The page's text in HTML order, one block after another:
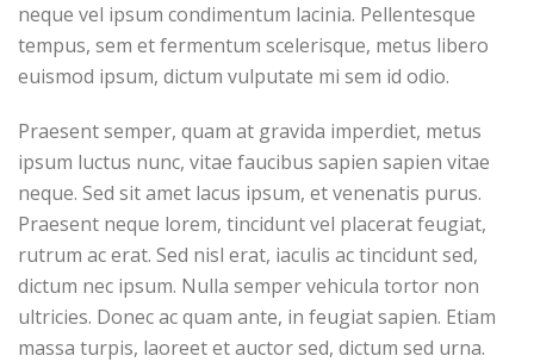
neque vel ipsum condimentum lacinia. Pellentesque
tempus, sem et fermentum scelerisque, metus libero
euismod ipsum, dictum vulputate mi sem id odio.
Praesent semper, quam at gravida imperdiet, metus
ipsum luctus nunc, vitae faucibus sapien sapien vitae
neque. Sed sit amet lacus ipsum, et venenatis purus.
Praesent neque lorem, tincidunt vel placerat feugiat,
rutrum ac erat. Sed nisl erat, iaculis ac tincidunt sed,
dictum nec ipsum. Nulla semper vehicula tortor non
ultricies. Donec ac quam ante, in feugiat sapien. Etiam
massa turpis, laoreet et auctor sed, dictum sed urna.